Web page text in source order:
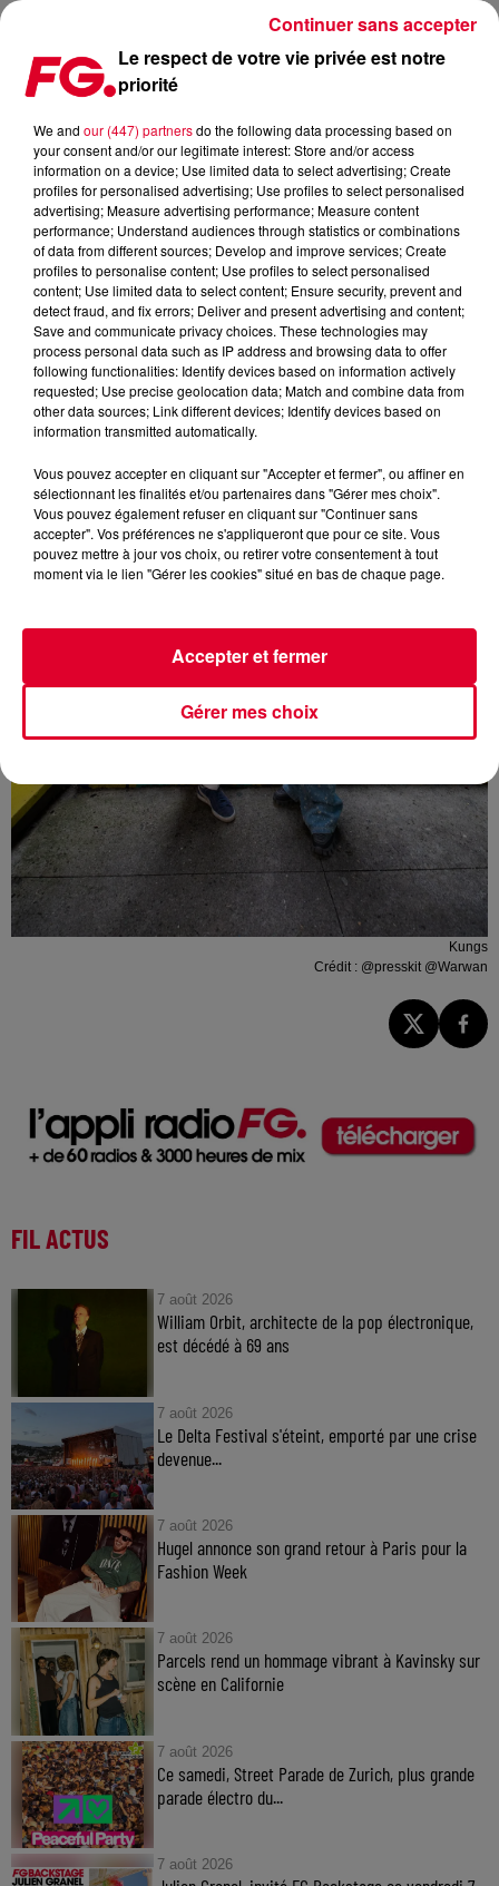
MUSIC STORY DU JOUR : KUNGS
Publié : 20 juin 2023 à 11h29 par Christophe HUBERT
Kungs
Crédit : @presskit @Warwan
FIL ACTUS
7 août 2026
William Orbit, architecte de la pop électronique,
est décédé à 69 ans
7 août 2026
Le Delta Festival s'éteint, emporté par une crise
devenue...
7 août 2026
Hugel annonce son grand retour à Paris pour la
Fashion Week
7 août 2026
Parcels rend un hommage vibrant à Kavinsky sur
scène en Californie
7 août 2026
Ce samedi, Street Parade de Zurich, plus grande
parade électro du...
7 août 2026
Le respect de votre vie privée est notre
priorité
We and our (447) partnersdo the following data processing based on
your consent and/or our legitimate interest: Store and/or access
information on a device; Use limited data to select advertising; Create
profiles for personalised advertising; Use profiles to select personalised
advertising; Measure advertising performance; Measure content
performance; Understand audiences through statistics or combinations
of data from different sources; Develop and improve services; Create
profiles to personalise content; Use profiles to select personalised
content; Use limited data to select content; Ensure security, prevent and
detect fraud, and fix errors; Deliver and present advertising and content;
Save and communicate privacy choices. These technologies may
process personal data such as IP address and browsing data to offer
following functionalities: Identify devices based on information actively
requested; Use precise geolocation data; Match and combine data from
other data sources; Link different devices; Identify devices based on
information transmitted automatically.
Vous pouvez accepter en cliquant sur "Accepter et fermer", ou affiner en
sélectionnant les finalités et/ou partenaires dans "Gérer mes choix".
Vous pouvez également refuser en cliquant sur "Continuer sans
accepter". Vos préférences ne s'appliqueront que pour ce site. Vous
pouvez mettre à jour vos choix, ou retirer votre consentement à tout
moment via le lien "Gérer les cookies" situé en bas de chaque page.
Gérer mes choix
Accepter et fermer
Continuer sans accepter